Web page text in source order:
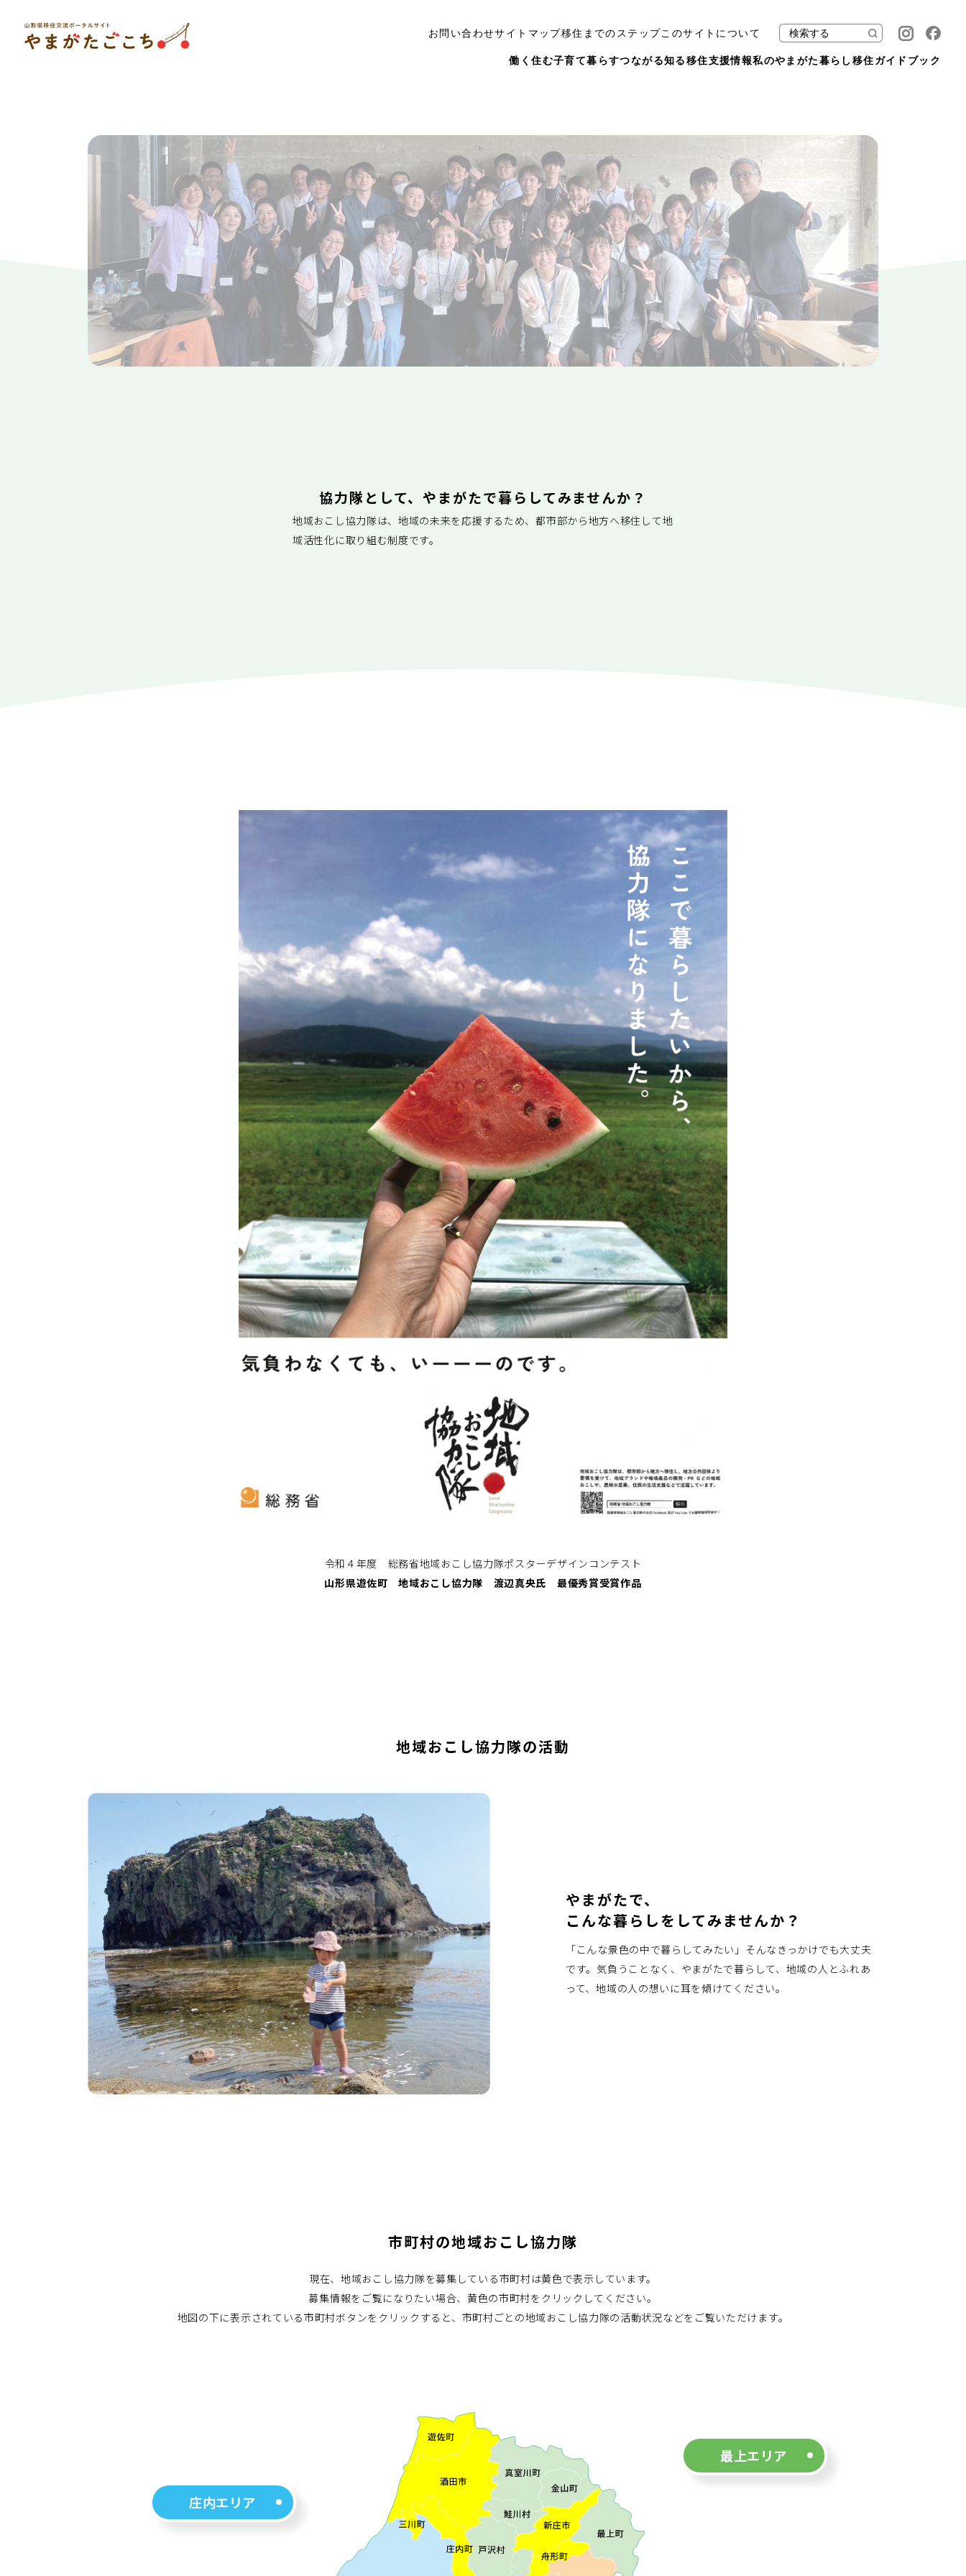
お問い合わせサイトマップ移住までのステップこのサイトについて
働く住む子育て暮らすつながる知る移住支援情報私のやまがた暮らし移住ガイドブック
協力隊として、やまがたで暮らしてみませんか？
地域おこし協力隊は、地域の未来を応援するため、都市部から地方へ移住して地
域活性化に取り組む制度です。
令和４年度 総務省地域おこし協力隊ポスターデザインコンテスト
山形県遊佐町 地域おこし協力隊 渡辺真央氏 最優秀賞受賞作品
地域おこし協力隊の活動
やまがたで、
こんな暮らしをしてみませんか？
「こんな景色の中で暮らしてみたい」そんなきっかけでも大丈夫
です。気負うことなく、やまがたで暮らして、地域の人とふれあ
って、地域の人の想いに耳を傾けてください。
市町村の地域おこし協力隊
現在、地域おこし協力隊を募集している市町村は黄色で表示しています。
募集情報をご覧になりたい場合、黄色の市町村をクリックしてください。
地図の下に表示されている市町村ボタンをクリックすると、市町村ごとの地域おこし協力隊の活動状況などをご覧いただけます。
庄内エリア
最上エリア